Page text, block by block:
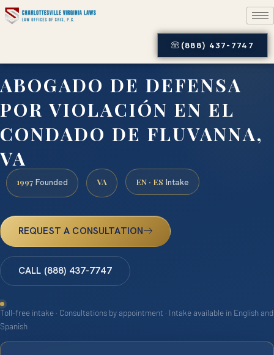
(888) 437-7747
ABOGADO DE DEFENSA
POR VIOLACIÓN EN EL
CONDADO DE FLUVANNA,
VA
1997 Founded VA EN · ES Intake
REQUEST A CONSULTATION
CALL (888) 437-7747
Toll-free intake · Consultations by appointment · Intake available in English and
Spanish